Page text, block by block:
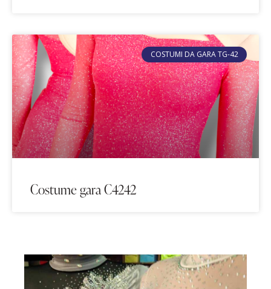
COSTUMI DA GARA TG-42
Costume gara C4242